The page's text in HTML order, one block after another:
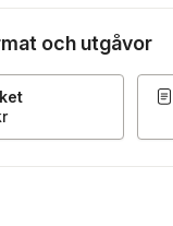
och utgåvor